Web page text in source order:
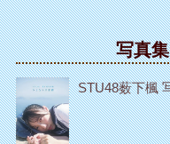
写真
STU48薮下楓